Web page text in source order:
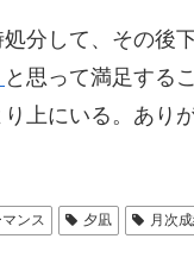
分して、その後下
と思って満足する
上にいる。あり
ンス 夕凪 月次